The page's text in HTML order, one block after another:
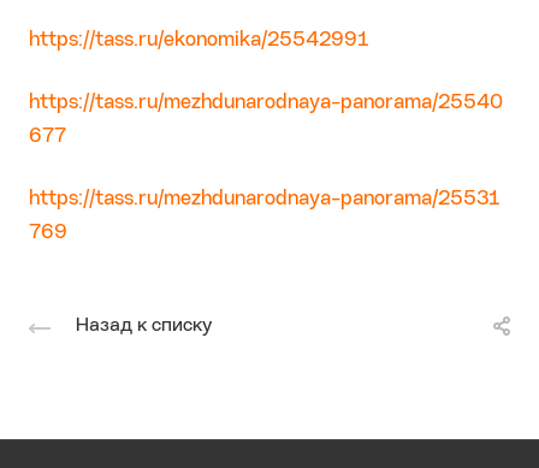
https://tass.ru/ekonomika/25542991
https://tass.ru/mezhdunarodnaya-panorama/25540
677
https://tass.ru/mezhdunarodnaya-panorama/25531
769
Назад к списку